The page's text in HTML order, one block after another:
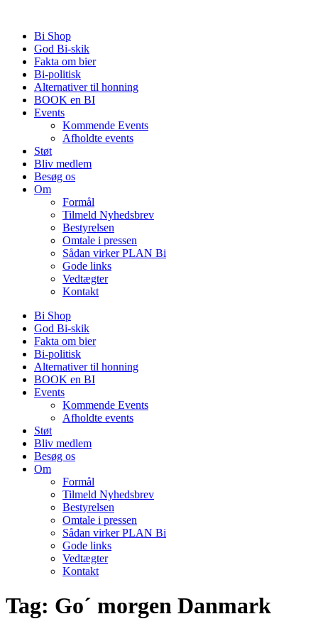
indholdBi Shop
God Bi-skik
Fakta om bier
Bi-politisk
Alternativer til honning
BOOK en BI
Events
Kommende Events
Afholdte events
Støt
Bliv medlem
Besøg os
Om
Formål
Tilmeld Nyhedsbrev
Bestyrelsen
Omtale i pressen
Sådan virker PLAN Bi
Gode links
Vedtægter
Kontakt
Bi Shop
God Bi-skik
Fakta om bier
Bi-politisk
Alternativer til honning
BOOK en BI
Events
Kommende Events
Afholdte events
Støt
Bliv medlem
Besøg os
Om
Formål
Tilmeld Nyhedsbrev
Bestyrelsen
Omtale i pressen
Sådan virker PLAN Bi
Gode links
Vedtægter
Kontakt
Tag: Go´ morgen Danmark